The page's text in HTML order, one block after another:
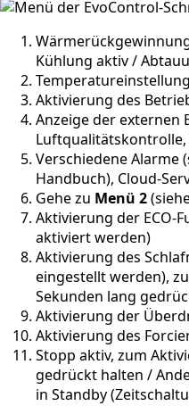
Kühlung aktiv /
Aktivierung des
Anzeige der externen
Luftqualitätskontrolle,
Verschiedene Alarme
Handbuch), Cloud-
Gehe zu Menü 2
Aktivierung der ECO-
aktiviert werden)
Aktivierung des
eingestellt werden),
Sekunden lang
Aktivierung der
Aktivierung des
Stopp aktiv, zum
gedrückt halten /
in Standby